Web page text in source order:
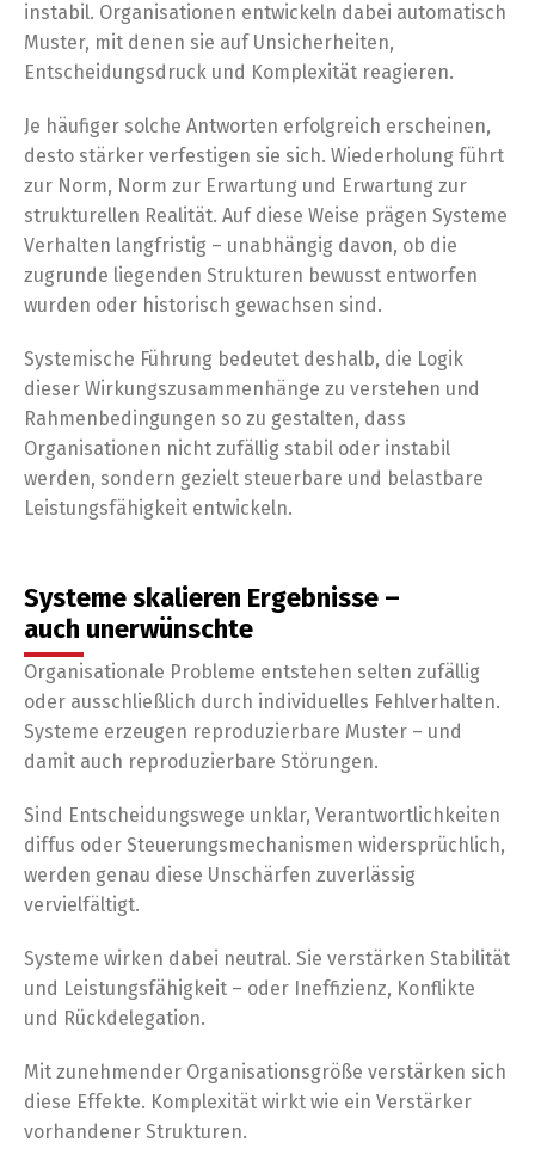
instabil. Organisationen entwickeln dabei automatisch
Muster, mit denen sie auf Unsicherheiten,
Entscheidungsdruck und Komplexität reagieren.
Je häufiger solche Antworten erfolgreich erscheinen,
desto stärker verfestigen sie sich. Wiederholung führt
zur Norm, Norm zur Erwartung und Erwartung zur
strukturellen Realität. Auf diese Weise prägen Systeme
Verhalten langfristig – unabhängig davon, ob die
zugrunde liegenden Strukturen bewusst entworfen
wurden oder historisch gewachsen sind.
Systemische Führung bedeutet deshalb, die Logik
dieser Wirkungszusammenhänge zu verstehen und
Rahmenbedingungen so zu gestalten, dass
Organisationen nicht zufällig stabil oder instabil
werden, sondern gezielt steuerbare und belastbare
Leistungsfähigkeit entwickeln.
Systeme skalieren Ergebnisse –
auch unerwünschte
Organisationale Probleme entstehen selten zufällig
oder ausschließlich durch individuelles Fehlverhalten.
Systeme erzeugen reproduzierbare Muster – und
damit auch reproduzierbare Störungen.
Sind Entscheidungswege unklar, Verantwortlichkeiten
diffus oder Steuerungsmechanismen widersprüchlich,
werden genau diese Unschärfen zuverlässig
vervielfältigt.
Systeme wirken dabei neutral. Sie verstärken Stabilität
und Leistungsfähigkeit – oder Ineffizienz, Konflikte
und Rückdelegation.
Mit zunehmender Organisationsgröße verstärken sich
diese Effekte. Komplexität wirkt wie ein Verstärker
vorhandener Strukturen.